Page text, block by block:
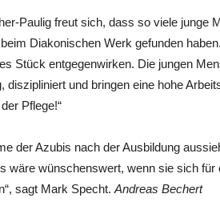
Paulig freut sich, dass so viele junge
Diakonischen Werk gefunden
Stück entgegenwirken. Die jungen
und bringen eine hohe
Pflege!“
der Azubis nach der Ausbildung
wäre wünschenswert, wenn sie sich für
sagt Mark Specht. Andreas Bechert